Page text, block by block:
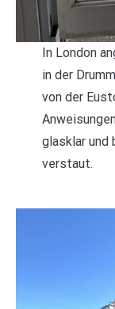
In London
in der
von der
glasklar und
verstaut.